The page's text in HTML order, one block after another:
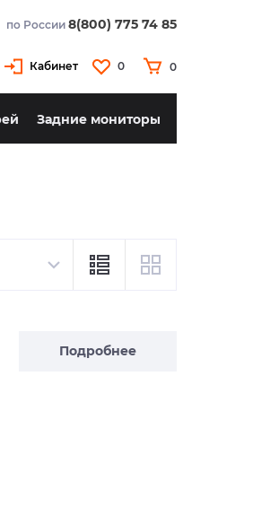
по России 8(800) 775 74 85
Кабинет 0 0
Задние мониторы
Подробнее